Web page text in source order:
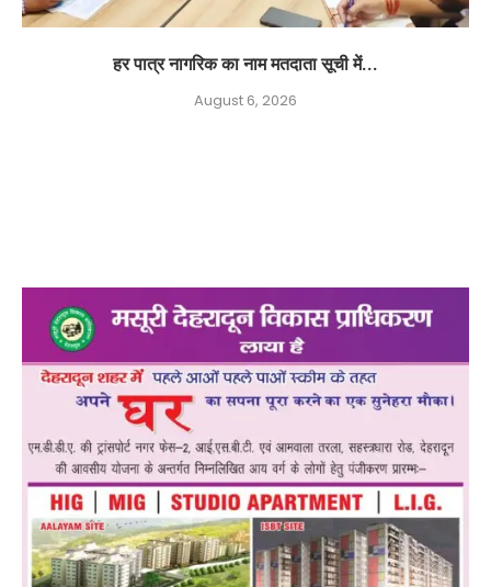
हर पात्र नागरिक का नाम मतदाता सूची में...
August 6, 2026